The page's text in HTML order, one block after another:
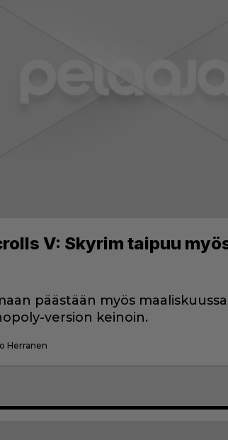
V: Skyrim taipuu
päästään myös
version keinoin.
Herranen